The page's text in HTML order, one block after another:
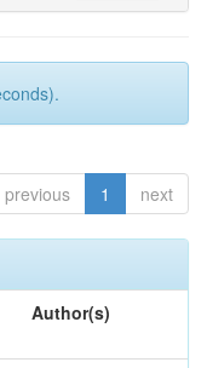
previous 1 next
Author(s)